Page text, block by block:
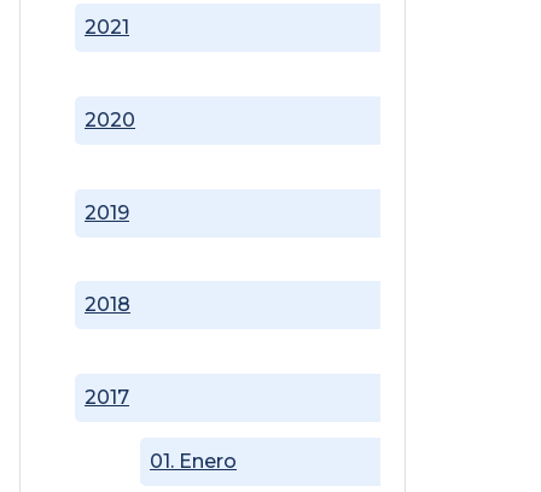
2017
01. Enero
2018
2019
2020
2021